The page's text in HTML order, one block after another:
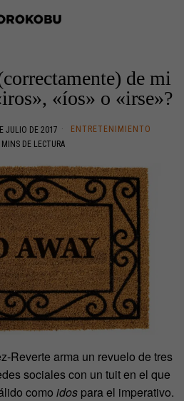
de mi
«íos» o «irse»?
JULIO DE 2017
ENTRETENIMIENTO
DE LECTURA
Reverte arma un revuelo de tres
sociales con un tuit en el que
como idos para el imperativo.